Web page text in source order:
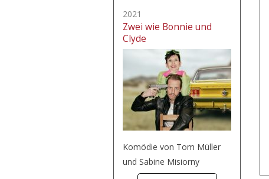
2021
Zwei wie Bonnie und
Clyde
Komödie von Tom Müller
und Sabine Misiorny